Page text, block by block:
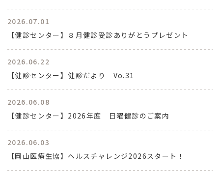
2026.07.01
【健診センター】８月健診受診ありがとうプレゼント
2026.06.22
【健診センター】健診だより Vo.31
2026.06.08
【健診センター】2026年度 日曜健診のご案内
2026.06.03
【岡山医療生協】ヘルスチャレンジ2026スタート！